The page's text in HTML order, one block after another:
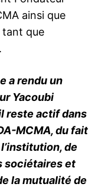
ainsi que
tant que
a rendu un
Yacoubi
reste actif dans
MCMA, du fait
de
sociétaires et
la mutualité de